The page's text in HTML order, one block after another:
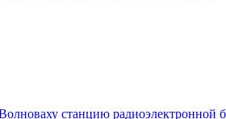
станцию радиоэлектронной